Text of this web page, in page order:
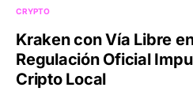
CRYPTO
Kraken con Vía Libre
Regulación Oficial
Cripto Local